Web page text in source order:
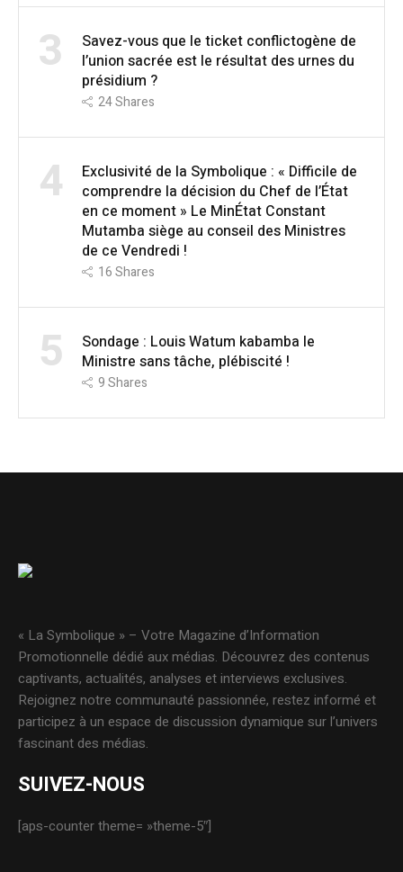
3
Savez-vous que le ticket conflictogène de
l’union sacrée est le résultat des urnes du
présidium ?
24Shares
4
Exclusivité de la Symbolique : « Difficile de
comprendre la décision du Chef de l’État
en ce moment » Le MinÉtat Constant
Mutamba siège au conseil des Ministres
de ce Vendredi !
16Shares
5
Sondage : Louis Watum kabamba le
Ministre sans tâche, plébiscité !
9Shares
« La Symbolique » – Votre Magazine d’Information
Promotionnelle dédié aux médias. Découvrez des contenus
captivants, actualités, analyses et interviews exclusives.
Rejoignez notre communauté passionnée, restez informé et
participez à un espace de discussion dynamique sur l’univers
fascinant des médias.
SUIVEZ-NOUS
[aps-counter theme= »theme-5″]